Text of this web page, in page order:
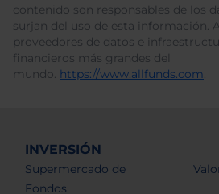
contenido son responsables de los
surjan del uso de esta información.
proveedores de datos e
financieros más grandes del
mundo. https://www.allfunds.com.
INVERSIÓN
Supermercado de
Fondos